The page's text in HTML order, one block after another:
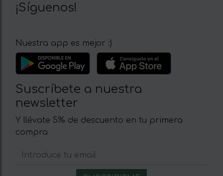
¡Síguenos!
Nuestra app es mejor :)
Suscríbete a nuestra
newsletter
Y llévate 5% de descuento en tu primera
compra